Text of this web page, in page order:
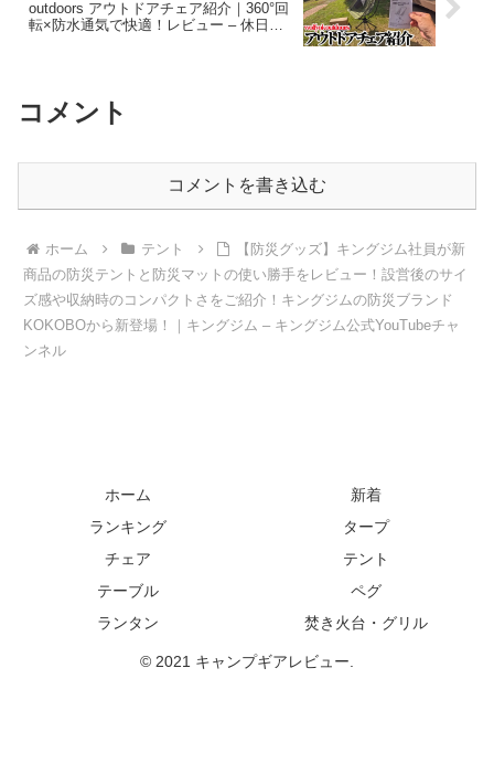
outdoors アウトドアチェア紹介｜360°回
転×防水通気で快適！レビュー – 休日や
コメント
コメントを書き込む
ホーム テント
【防災グッズ】キングジム社員が新
商品の防災テントと防災マットの使い勝手をレビュー！設営後のサイ
ズ感や収納時のコンパクトさをご紹介！キングジムの防災ブランド
KOKOBOから新登場！｜キングジム – キングジム公式YouTubeチャ
ンネル
ホーム
新着
ランキング
タープ
チェア
テント
テーブル
ペグ
ランタン
焚き火台・グリル
© 2021 キャンプギアレビュー.